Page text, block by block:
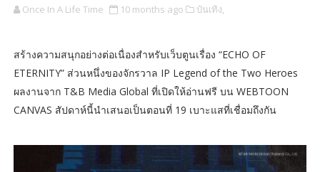
Once In A Life Time 10 months ago บันเทิง,
สร้างความสนุกอย่างต่อเนื่องสำหรับเว็บตูนเรื่อง “ECHO OF
ETERNITY” ส่วนหนึ่งของจักรวาล IP Legend of the Two Heroes
ผลงานจาก T&B Media Global ที่เปิดให้อ่านฟรี บน WEBTOON
CANVAS สัปดาห์นี้นำเสนอเป็นตอนที่ 19 เบาะแสที่เชื่อมถึงกัน